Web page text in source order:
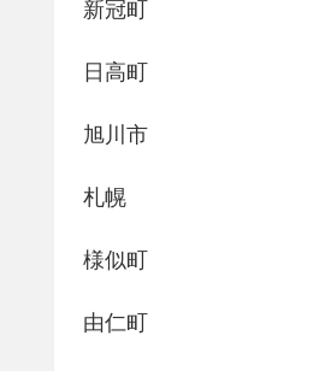
新冠町
日高町
旭川市
札幌
様似町
由仁町